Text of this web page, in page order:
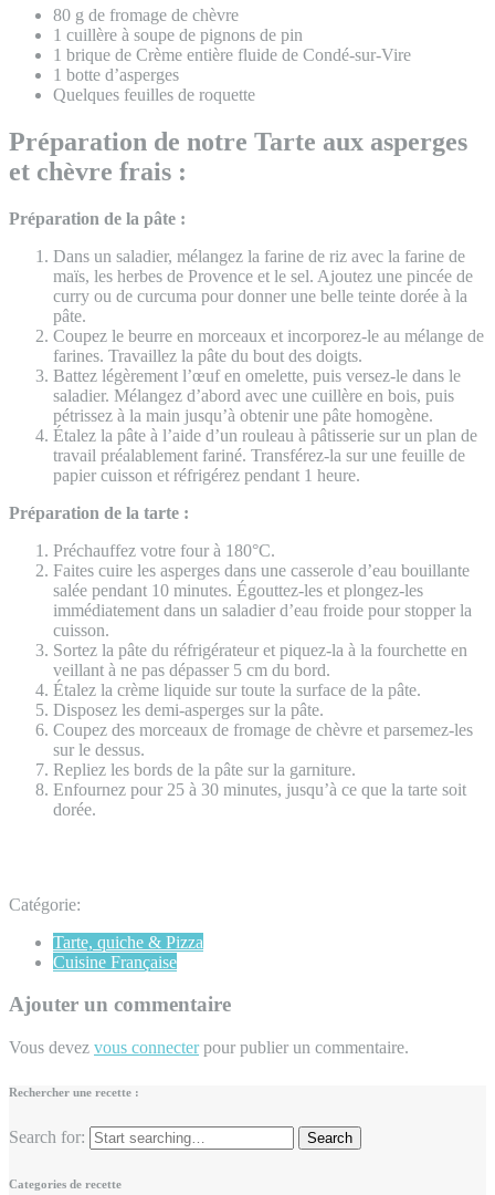
80 g de fromage de chèvre
1 cuillère à soupe de pignons de pin
1 brique de Crème entière fluide de Condé-sur-Vire
1 botte d’asperges
Quelques feuilles de roquette
Préparation de notre Tarte aux asperges
et chèvre frais :
Préparation de la pâte :
Dans un saladier, mélangez la farine de riz avec la farine de
maïs, les herbes de Provence et le sel. Ajoutez une pincée de
curry ou de curcuma pour donner une belle teinte dorée à la
pâte.
Coupez le beurre en morceaux et incorporez-le au mélange de
farines. Travaillez la pâte du bout des doigts.
Battez légèrement l’œuf en omelette, puis versez-le dans le
saladier. Mélangez d’abord avec une cuillère en bois, puis
pétrissez à la main jusqu’à obtenir une pâte homogène.
Étalez la pâte à l’aide d’un rouleau à pâtisserie sur un plan de
travail préalablement fariné. Transférez-la sur une feuille de
papier cuisson et réfrigérez pendant 1 heure.
Préparation de la tarte :
Préchauffez votre four à 180°C.
Faites cuire les asperges dans une casserole d’eau bouillante
salée pendant 10 minutes. Égouttez-les et plongez-les
immédiatement dans un saladier d’eau froide pour stopper la
cuisson.
Sortez la pâte du réfrigérateur et piquez-la à la fourchette en
veillant à ne pas dépasser 5 cm du bord.
Étalez la crème liquide sur toute la surface de la pâte.
Disposez les demi-asperges sur la pâte.
Coupez des morceaux de fromage de chèvre et parsemez-les
sur le dessus.
Repliez les bords de la pâte sur la garniture.
Enfournez pour 25 à 30 minutes, jusqu’à ce que la tarte soit
dorée.
Catégorie:
Tarte, quiche & Pizza
Cuisine Française
Ajouter un commentaire
Vous devez vous connecterpour publier un commentaire.
Rechercher une recette :
Search for:
Categories de recette